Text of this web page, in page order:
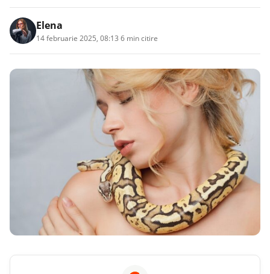
Elena
14 februarie 2025, 08:13 6 min citire